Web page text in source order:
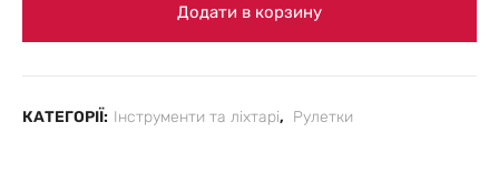
Додати в корзину
КАТЕГОРІЇ: Інструменти та ліхтарі, Рулетки